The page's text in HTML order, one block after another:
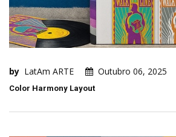
by LatAm ARTE Outubro 06, 2025
Color Harmony Layout